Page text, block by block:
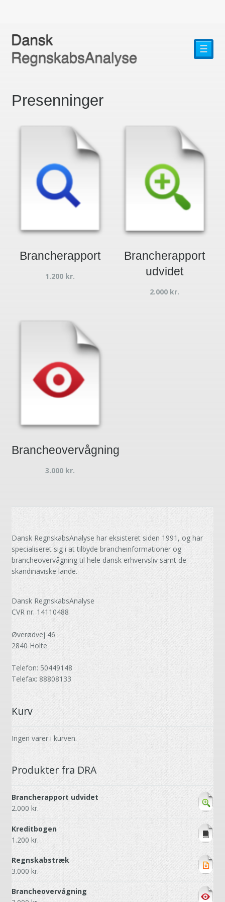
☰
Presenninger
Brancherapport
1.200 kr.
Brancherapport
udvidet
2.000 kr.
Brancheovervågning
3.000 kr.
Dansk RegnskabsAnalyse har eksisteret siden 1991, og har
specialiseret sig i at tilbyde brancheinformationer og
brancheovervågning til hele dansk erhvervsliv samt de
skandinaviske lande.
Dansk RegnskabsAnalyse
CVR nr. 14110488
Øverødvej 46
2840 Holte
Telefon: 50449148
Telefax: 88808133
Kurv
Ingen varer i kurven.
Produkter fra DRA
Brancherapport udvidet
2.000 kr.
Kreditbogen
1.200 kr.
Regnskabstræk
3.000 kr.
Brancheovervågning